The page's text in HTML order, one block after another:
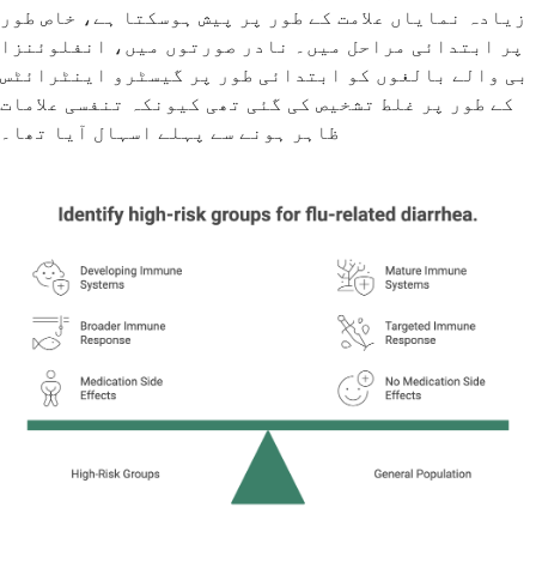
زیادہ نمایاں علامت کے طور پر پیش ہوسکتا ہے، خاص طور
پر ابتدائی مراحل میں۔ نادر صورتوں میں، انفلوئنزا
بی والے بالغوں کو ابتدائی طور پر گیسٹرو اینٹرائٹس
کے طور پر غلط تشخیص کی گئی تھی کیونکہ تنفسی علامات
ظاہر ہونے سے پہلے اسہال آیا تھا۔